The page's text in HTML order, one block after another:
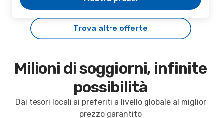
Trova altre offerte
Milioni di soggiorni, infinite
possibilità
Dai tesori locali ai preferiti a livello globale al miglior
prezzo garantito